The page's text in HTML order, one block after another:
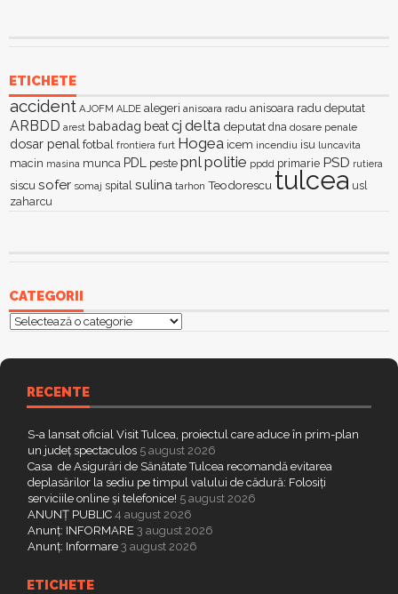
ETICHETE
accident AJOFM ALDE alegeri anisoara radu anisoara radu deputat
ARBDD arest babadag beatcj delta deputat dna dosare penale
dosar penal fotbal frontiera furt Hogea icem incendiu isu luncavita
macin masina munca PDL peste pnlpolitie ppdd primarie PSD rutiera
siscu sofer somaj spital sulina tarhon Teodorescu tulcea usl
zaharcu
CATEGORII
Categorii
RECENTE
S-a lansat oficial Visit Tulcea, proiectul care aduce în prim-plan
un județ spectaculos 5 august 2026
Casa de Asigurări de Sănătate Tulcea recomandă evitarea
deplasărilor la sediu pe timpul valului de cădură: Folosiți
serviciile online și telefonice! 5 august 2026
ANUNȚ PUBLIC 4 august 2026
Anunț: INFORMARE 3 august 2026
Anunț: Informare 3 august 2026
ETICHETE